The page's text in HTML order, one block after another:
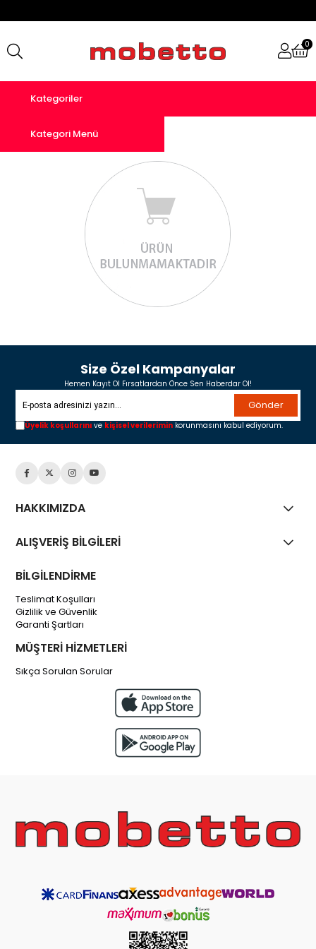
0
Kategoriler
Kategori Menü
Size Özel Kampanyalar
Hemen Kayıt Ol Fırsatlardan Önce Sen Haberdar Ol!
Gönder
Üyelik koşullarını ve kişisel verilerimin korunmasını kabul ediyorum.
HAKKIMIZDA
ALIŞVERİŞ BİLGİLERİ
BİLGİLENDİRME
Teslimat Koşulları
Gizlilik ve Güvenlik
Garanti Şartları
MÜŞTERİ HİZMETLERİ
Sıkça Sorulan Sorular